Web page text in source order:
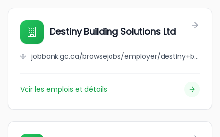
Destiny Building Solutions Ltd
jobbank.gc.ca/browsejobs/employer/destiny+building+solutions+ltd/ca
Voir les emplois et détails